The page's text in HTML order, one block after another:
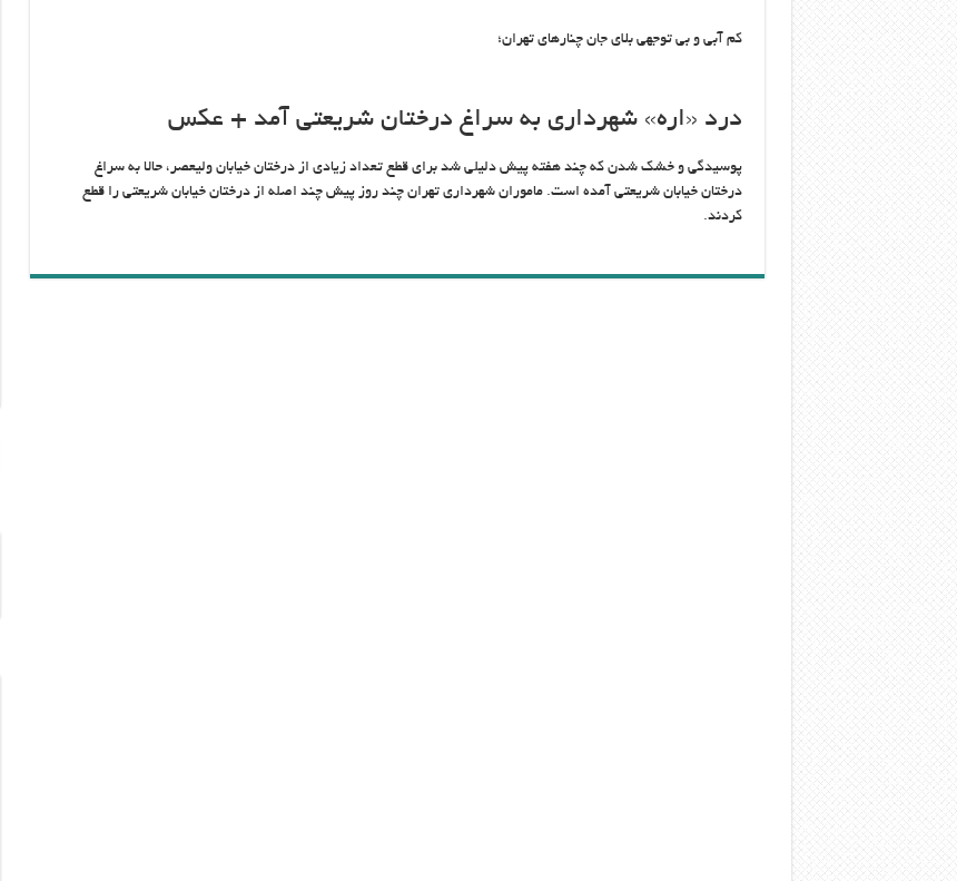
کم آبی و بی توجهی بلای جان چنارهای تهران؛
درد «اره» شهرداری به سراغ درختان شریعتی آمد + عکس
پوسیدگی و خشک شدن که چند هفته پیش دلیلی شد برای قطع تعداد زیادی از درختان خیابان ولیعصر، حالا به سراغ
درختان خیابان شریعتی آمده است. ماموران شهرداری تهران چند روز پیش چند اصله از درختان خیابان شریعتی را قطع
کردند.